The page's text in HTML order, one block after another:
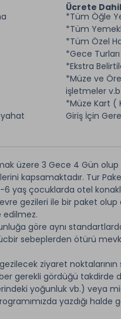
Ücrete
*Tüm Öğle
*Tüm
*Tüm Özel
*Gece Turları
*Ekstra
*Müze ve
işletmeler
*Müze Kart (
Giriş İçin
üzere 3 Gece 4 Gün olup
kapsamaktadır. Tur
6 yaş çocuklarda otel
gezileri ile bir paket olup
edilmez.
göre aynı
sebeplerden ötürü
ziyaret noktalarının
gerekli gördüğü takdirde
yoğunluk vb.) veya
yazdığı